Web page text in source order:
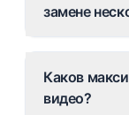
замене
Каков
видео?